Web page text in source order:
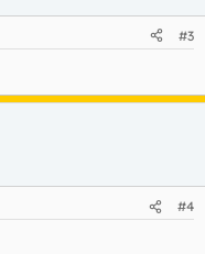
#3
#4